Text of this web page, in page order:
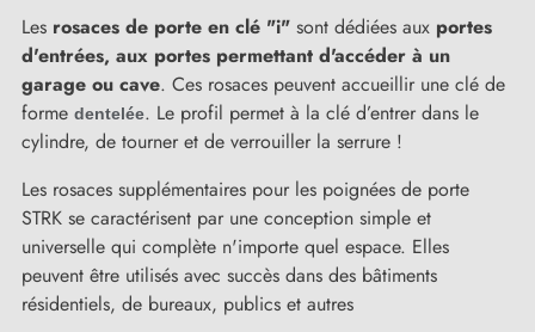
Les rosaces de porte en clé "i" sont dédiées aux portes
d'entrées, aux portes permettant d'accéder à un
garage ou cave. Ces rosaces peuvent accueillir une clé de
forme dentelée. Le profil permet à la clé d’entrer dans le
cylindre, de tourner et de verrouiller la serrure !
Les rosaces supplémentaires pour les poignées de porte
STRK se caractérisent par une conception simple et
universelle qui complète n'importe quel espace. Elles
peuvent être utilisés avec succès dans des bâtiments
résidentiels, de bureaux, publics et autres